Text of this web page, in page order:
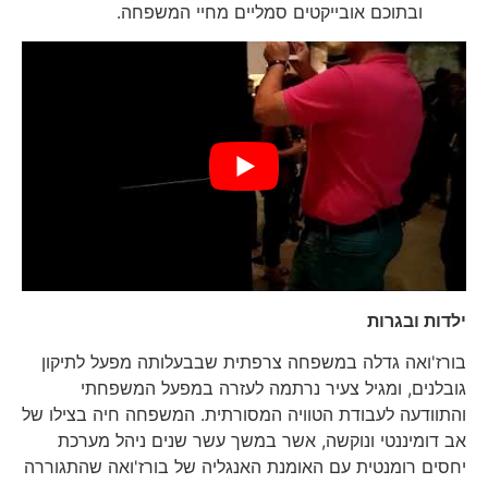
ובתוכם אובייקטים סמליים מחיי המשפחה.
ילדות ובגרות
בורז'ואה גדלה במשפחה צרפתית שבבעלותה מפעל לתיקון
גובלנים, ומגיל צעיר נרתמה לעזרה במפעל המשפחתי
והתוודעה לעבודת הטוויה המסורתית. המשפחה חיה בצילו של
אב דומיננטי ונוקשה, אשר במשך עשר שנים ניהל מערכת
יחסים רומנטית עם האומנת האנגליה של בורז'ואה שהתגוררה